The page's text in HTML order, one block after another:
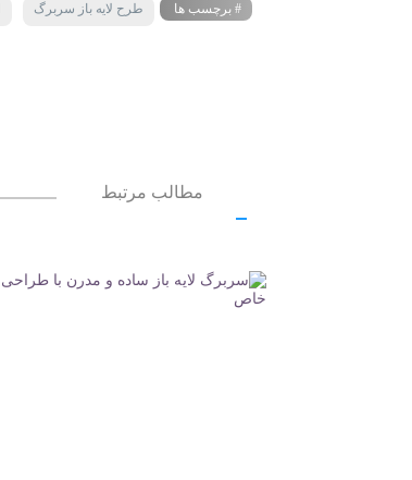
# برچسب ها طرح لایه باز سربرگ
مطالب مرتبط